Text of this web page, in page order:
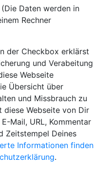
Daten werden in
Rechner
der Checkbox erklärst
und Verabeitung
Webseite
Übersicht über
und Missbrauch zu
diese Webseite von Dir
Mail, URL, Kommentar
Zeitstempel Deines
Informationen finden
.